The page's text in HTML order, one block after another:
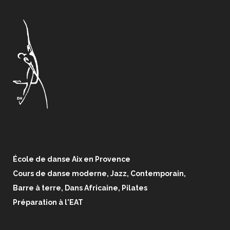
École de danse Aix en Provence
Cours de danse moderne, Jazz, Contemporain,
Barre à terre, Dans Africaine, Pilates
Préparation à l'EAT